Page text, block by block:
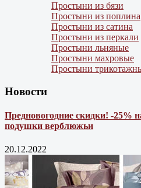
Простыни из бязи
Простыни из поплина
Простыни из сатина
Простыни из перкали
Простыни льняные
Простыни махровые
Простыни
Новости
Предновогодние скидки! -25%
подушки верблюжьи
20.12.2022